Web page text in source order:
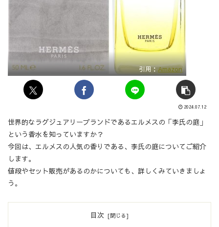
引用：Amazon
2024.07.12
世界的なラグジュアリーブランドであるエルメスの「李氏の庭」
という香水を知っていますか？
今回は、エルメスの人気の香りである、李氏の庭についてご紹介
します。
値段やセット販売があるのかについても、詳しくみていきましょ
う。
目次